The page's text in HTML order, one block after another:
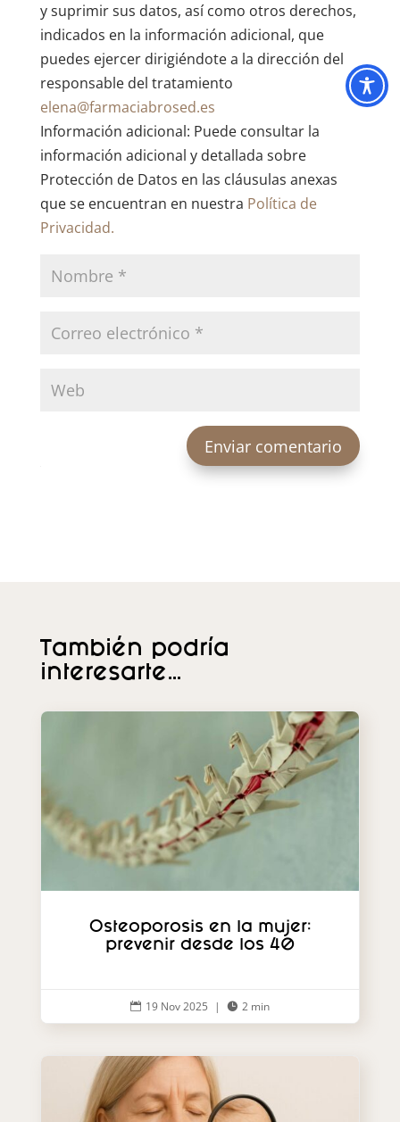
y suprimir sus datos, así como otros derechos,
indicados en la información adicional, que
puedes ejercer dirigiéndote a la dirección del
responsable del tratamiento
elena@farmaciabrosed.es
Información adicional: Puede consultar la
información adicional y detallada sobre
Protección de Datos en las cláusulas anexas
que se encuentran en nuestra Política de
Privacidad.
Enviar comentario
También podría
interesarte…
Osteoporosis en la mujer:
prevenir desde los 40
 19 Nov 2025 |  2 min